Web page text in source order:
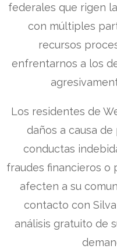
federales que rigen
con múltiples
recursos
enfrentarnos a los
Los residentes de
daños a causa
conductas
fraudes financieros o
afecten a su
contacto con
análisis gratuito de